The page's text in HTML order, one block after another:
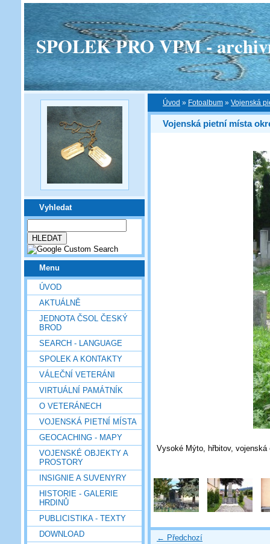
SPOLEK PRO VPM -
Vyhledat
Menu
ÚVOD
AKTUÁLNĚ
JEDNOTA ČSOL ČESKÝ
BROD
SEARCH - LANGUAGE
SPOLEK A KONTAKTY
VÁLEČNÍ VETERÁNI
VIRTUÁLNÍ PAMÁTNÍK
O VETERÁNECH
VOJENSKÁ PIETNÍ MÍSTA
GEOCACHING - MAPY
VOJENSKÉ OBJEKTY A
PROSTORY
INSIGNIE A SUVENYRY
HISTORIE - GALERIE
HRDINŮ
PUBLICISTIKA - TEXTY
DOWNLOAD
Úvod » Fotoalbum » Vojenská
Vojenská pietní místa
Vysoké Mýto, hřbitov,
← Předchozí